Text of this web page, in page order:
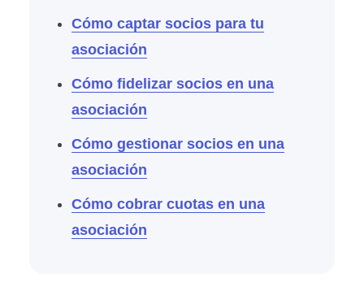
Cómo captar socios para tu
asociación
Cómo fidelizar socios en una
asociación
Cómo gestionar socios en una
asociación
Cómo cobrar cuotas en una
asociación